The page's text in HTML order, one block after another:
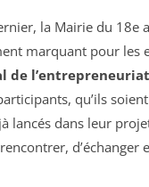
la Mairie du 18e
marquant pour les
de l’entrepreneuriat
qu’ils
lancés dans leur
d’échanger